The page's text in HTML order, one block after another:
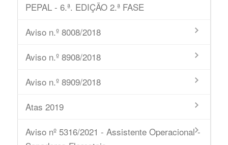
PEPAL - 6.ª. EDIÇÃO 2.ª FASE
Aviso n.º 8008/2018
Aviso n.º 8908/2018
Aviso n.º 8909/2018
Atas 2019
Aviso nº 5316/2021 - Assistente Operacional -